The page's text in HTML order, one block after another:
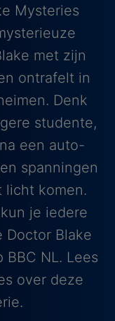
Mysteries
met zijn
ontrafelt in
Denk
studente,
een auto-
spanningen
licht komen.
je iedere
Doctor Blake
NL. Lees
over deze